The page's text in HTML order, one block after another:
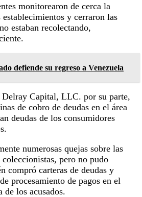
monitorearon de cerca la
y cerraron las
estaban recolectando,
defiende su regreso a Venezuela
Capital, LLC. por su parte,
de cobro de deudas en el área
deudas de los consumidores
numerosas quejas sobre las
pero no pudo
compró carteras de deudas y
procesamiento de pagos en el
de los acusados.